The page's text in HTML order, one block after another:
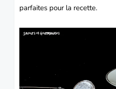
parfaites pour la recette.